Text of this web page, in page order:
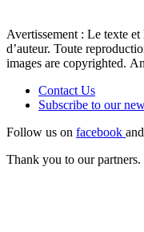
Avertissement : Le texte
d’auteur. Toute
images are copyrighted.
Contact Us
Subscribe to our
Follow us on facebook and
Thank you to our partners.